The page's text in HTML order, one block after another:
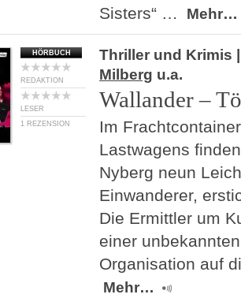
Sisters“ …
Mehr…
HÖRBUCH
REDAKTION
LESER
1 REZENSION
Thriller und Krimis
Milberg u.a.
Wallander –
Im
Lastwagens
Nyberg neun
Einwanderer,
Die Ermittler um
einer
Organisation auf
Mehr…